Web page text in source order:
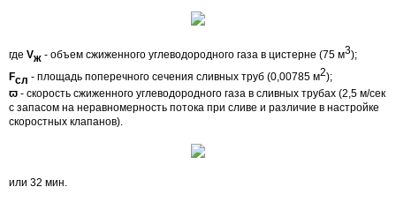
где Vж - объем сжиженного углеводородного газа в цистерне (75 м3);
Fсл - площадь поперечного сечения сливных труб (0,00785 м2);
ϖ - скорость сжиженного углеводородного газа в сливных трубах (2,5 м/сек
с запасом на неравномерность потока при сливе и различие в настройке
скоростных клапанов).
или 32 мин.